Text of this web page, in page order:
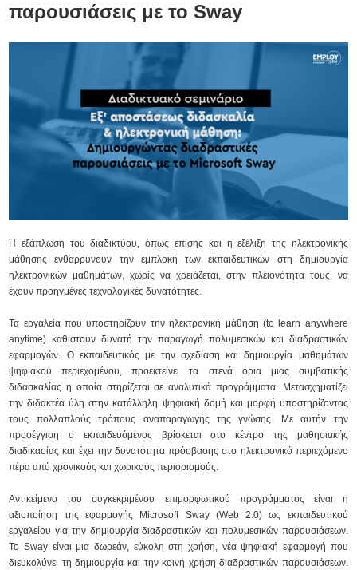
παρουσιάσεις με το Sway
Η εξάπλωση του διαδικτύου, όπως επίσης και η εξέλιξη της ηλεκτρονικής
μάθησης ενθαρρύνουν την εμπλοκή των εκπαιδευτικών στη δημιουργία
ηλεκτρονικών μαθημάτων, χωρίς να χρειάζεται, στην πλειονότητα τους, να
έχουν προηγμένες τεχνολογικές δυνατότητες.
Τα εργαλεία που υποστηρίζουν την ηλεκτρονική μάθηση (to learn anywhere
anytime) καθιστούν δυνατή την παραγωγή πολυμεσικών και διαδραστικών
εφαρμογών. Ο εκπαιδευτικός με την σχεδίαση και δημιουργία μαθημάτων
ψηφιακού περιεχομένου, προεκτείνει τα στενά όρια μιας συμβατικής
διδασκαλίας η οποία στηρίζεται σε αναλυτικά προγράμματα. Μετασχηματίζει
την διδακτέα ύλη στην κατάλληλη ψηφιακή δομή και μορφή υποστηρίζοντας
τους πολλαπλούς τρόπους αναπαραγωγής της γνώσης. Με αυτήν την
προσέγγιση ο εκπαιδευόμενος βρίσκεται στο κέντρο της μαθησιακής
διαδικασίας και έχει την δυνατότητα πρόσβασης στο ηλεκτρονικό περιεχόμενο
πέρα από χρονικούς και χωρικούς περιορισμούς.
Αντικείμενο του συγκεκριμένου επιμορφωτικού προγράμματος είναι η
αξιοποίηση της εφαρμογής Microsoft Sway (Web 2.0) ως εκπαιδευτικού
εργαλείου για την δημιουργία διαδραστικών και πολυμεσικών παρουσιάσεων.
Το Sway είναι μια δωρεάν, εύκολη στη χρήση, νέα ψηφιακή εφαρμογή που
διευκολύνει τη δημιουργία και την κοινή χρήση διαδραστικών παρουσιάσεων.